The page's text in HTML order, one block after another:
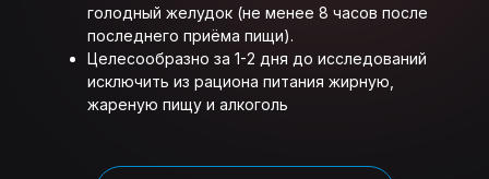
голодный желудок (не менее 8 часов после
последнего приёма пищи).
Целесообразно за 1-2 дня до исследований
исключить из рациона питания жирную,
жареную пищу и алкоголь